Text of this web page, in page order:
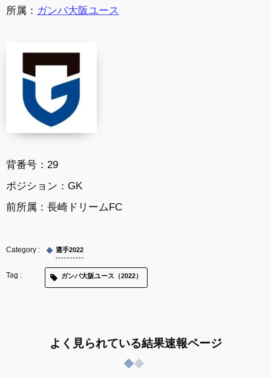
所属： ガンバ大阪ユース
背番号：29
ポジション：GK
前所属：長崎ドリームFC
選手2022
ガンバ大阪ユース（2022）
よく見られている結果速報ページ